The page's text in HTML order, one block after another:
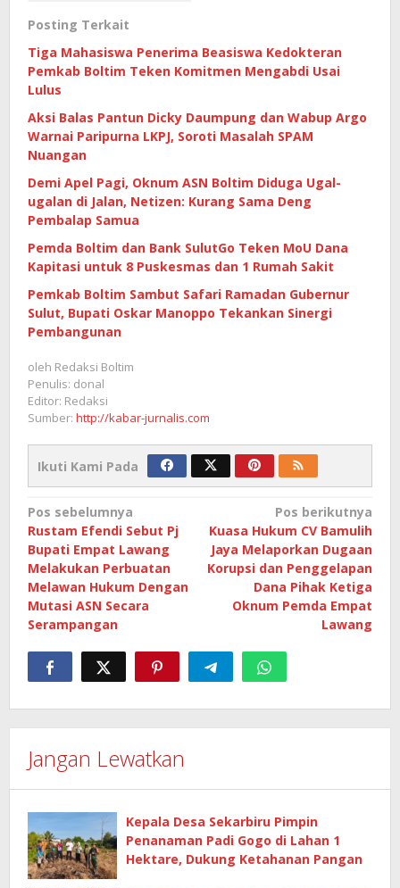
Posting Terkait
Tiga Mahasiswa Penerima Beasiswa Kedokteran
Pemkab Boltim Teken Komitmen Mengabdi Usai
Lulus
Aksi Balas Pantun Dicky Daumpung dan Wabup Argo
Warnai Paripurna LKPJ, Soroti Masalah SPAM
Nuangan
Demi Apel Pagi, Oknum ASN Boltim Diduga Ugal-
ugalan di Jalan, Netizen: Kurang Sama Deng
Pembalap Samua
Pemda Boltim dan Bank SulutGo Teken MoU Dana
Kapitasi untuk 8 Puskesmas dan 1 Rumah Sakit
Pemkab Boltim Sambut Safari Ramadan Gubernur
Sulut, Bupati Oskar Manoppo Tekankan Sinergi
Pembangunan
oleh Redaksi Boltim
Penulis: donal
Editor: Redaksi
Sumber: http://kabar-jurnalis.com
Ikuti Kami Pada
Navigasi
pos
Pos sebelumnya
Rustam Efendi Sebut Pj
Bupati Empat Lawang
Melakukan Perbuatan
Melawan Hukum Dengan
Mutasi ASN Secara
Serampangan
Pos berikutnya
Kuasa Hukum CV Bamulih
Jaya Melaporkan Dugaan
Korupsi dan Penggelapan
Dana Pihak Ketiga
Oknum Pemda Empat
Lawang
Jangan Lewatkan
Kepala Desa Sekarbiru Pimpin
Penanaman Padi Gogo di Lahan 1
Hektare, Dukung Ketahanan Pangan